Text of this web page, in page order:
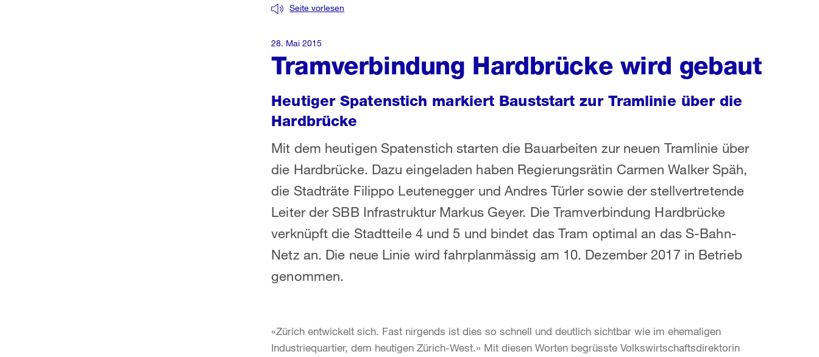
Tramverbindung Hardbrücke wird gebaut
Seite vorlesen
Heutiger Spatenstich markiert Bauststart zur Tramlinie über die
Hardbrücke
Mit dem heutigen Spatenstich starten die Bauarbeiten zur neuen Tramlinie über
die Hardbrücke. Dazu eingeladen haben Regierungsrätin Carmen Walker Späh,
die Stadträte Filippo Leutenegger und Andres Türler sowie der stellvertretende
Leiter der SBB Infrastruktur Markus Geyer. Die Tramverbindung Hardbrücke
verknüpft die Stadtteile 4 und 5 und bindet das Tram optimal an das S-Bahn-
Netz an. Die neue Linie wird fahrplanmässig am 10. Dezember 2017 in Betrieb
genommen.
28. Mai 2015
«Zürich entwickelt sich. Fast nirgends ist dies so schnell und deutlich sichtbar wie im ehemaligen
Industriequartier, dem heutigen Zürich-West.» Mit diesen Worten begrüsste Volkswirtschaftsdirektorin